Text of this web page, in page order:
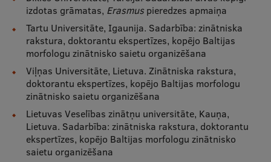
Studiju un vides pieejamība
Dati par 2025. gadu
Suvenīri un grāmatas
Mūžizglītība
izdotas grāmatas, Erasmuspieredzes apmaiņa
Tartu Universitāte, Igaunija. Sadarbība: zinātniska
rakstura, doktorantu ekspertīzes, kopējo Baltijas
morfologu zinātnisko saietu organizēšana
Viļņas Universitāte, Lietuva. Zinātniska rakstura,
doktorantu ekspertīzes, kopējo Baltijas morfologu
zinātnisko saietu organizēšana
Lietuvas Veselības zinātņu universitāte, Kauņa,
Lietuva. Sadarbība: zinātniska rakstura, doktorantu
ekspertīzes, kopējo Baltijas morfologu zinātnisko
saietu organizēšana